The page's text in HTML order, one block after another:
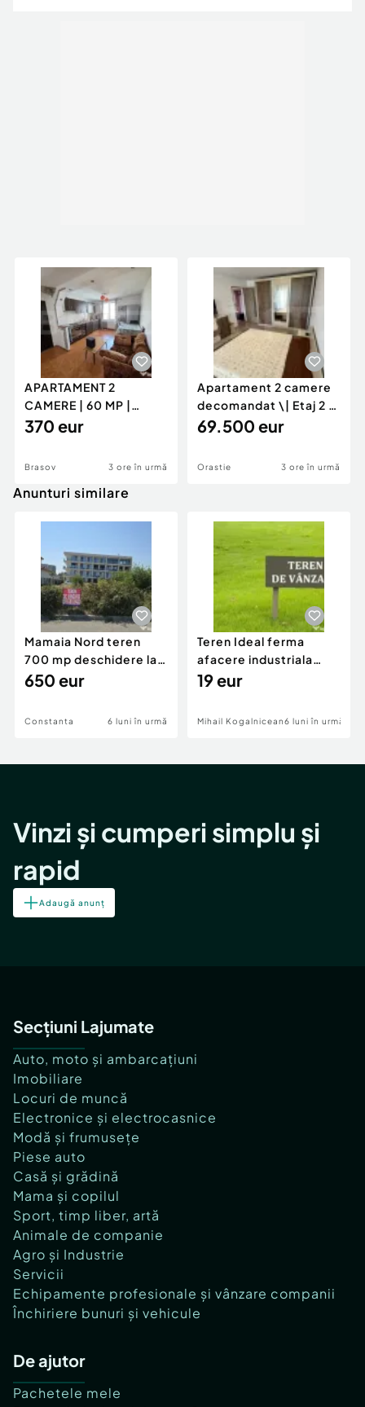
APARTAMENT 2
CAMERE | 60 MP |
GENERAL MOCIULSCHI
370 eur
Brasov 3 ore în urmă
Apartament 2 camere
decomandat \| Etaj 2 \|
50 mp \+ 8 mp ba
69.500 eur
Orastie 3 ore în urmă
Anunturi similare
Mamaia Nord teren
700 mp deschidere la
D24 si D25
650 eur
Constanta 6 luni în urmă
Teren Ideal ferma
afacere industriala
deschidere 71 ml la
19 eur
Mihail Kogalniceanu6 luni în urmă
Vinzi și cumperi simplu și
rapid
Adaugă anunț
Secțiuni Lajumate
Auto, moto și ambarcațiuni
Imobiliare
Locuri de muncă
Electronice și electrocasnice
Modă și frumusețe
Piese auto
Casă și grădină
Mama și copilul
Sport, timp liber, artă
Animale de companie
Agro și Industrie
Servicii
Echipamente profesionale și vânzare companii
Închiriere bunuri și vehicule
De ajutor
Pachetele mele